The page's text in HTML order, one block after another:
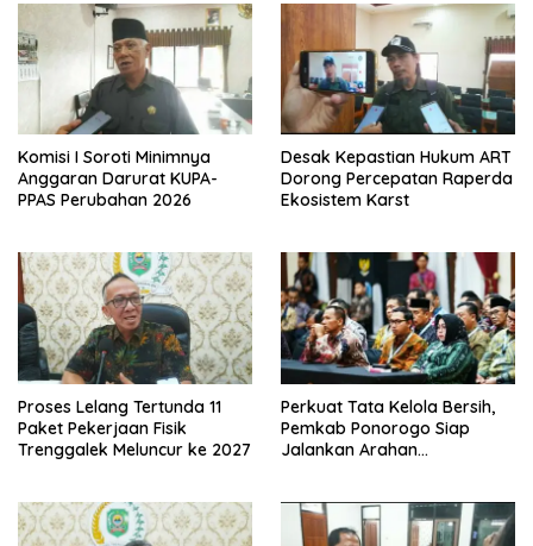
Komisi I Soroti Minimnya
Anggaran Darurat KUPA-
PPAS Perubahan 2026
Desak Kepastian Hukum ART
Dorong Percepatan Raperda
Ekosistem Karst
Proses Lelang Tertunda 11
Paket Pekerjaan Fisik
Trenggalek Meluncur ke 2027
Perkuat Tata Kelola Bersih,
Pemkab Ponorogo Siap
Jalankan Arahan